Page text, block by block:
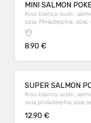
MINI SALMON
Riso bianco sushi,
soia, Philadelphia, soia,
8.90 €
SUPER SALMON
Riso bianco sushi,
12.90 €